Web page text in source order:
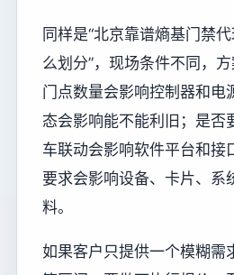
同样是“北京靠谱熵基门禁
么划分”，现场条件不同，
门点数量会影响控制器和电
态会影响能不能利旧；是否
车联动会影响软件平台和接
要求会影响设备、卡片、系
料。
如果客户只提供一个模糊需